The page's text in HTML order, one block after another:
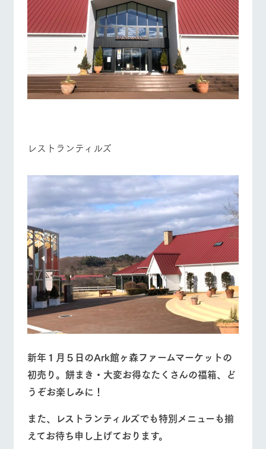
レストランティルズ
新年１月５日のArk館ヶ森ファームマーケットの
初売り。餅まき・大変お得なたくさんの福箱、ど
うぞお楽しみに！
また、レストランティルズでも特別メニューも揃
えてお待ち申し上げております。